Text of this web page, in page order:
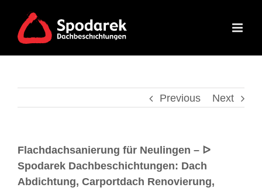
Previous Next
Flachdachsanierung für Neulingen – ᐅ
Spodarek Dachbeschichtungen: Dach
Abdichtung, Carportdach Renovierung,